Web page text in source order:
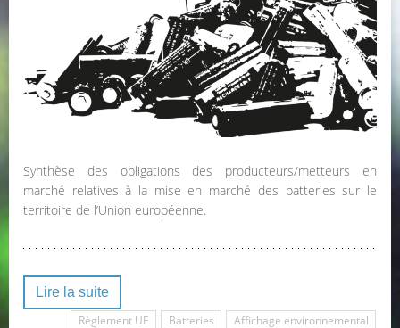
Synthèse des obligations des producteurs/metteurs en
marché relatives à la mise en marché des batteries sur le
territoire de l’Union européenne.
Lire la suite
Règlement UE
Batteries
Affichage environnemental